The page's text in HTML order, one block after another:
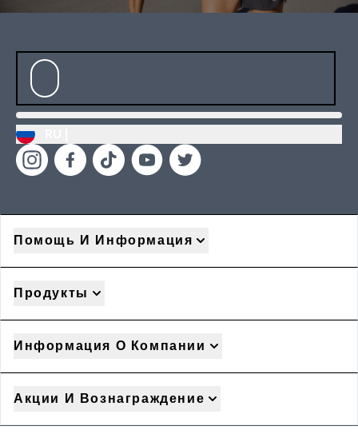
Помощь И Информация
Продукты
Информация О Компании
Акции И Вознаграждение